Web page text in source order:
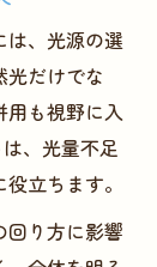
技
影を極め
を成功さ
室内構図
は、光源の選
光だけでな
用も視野に入
、光量不足
立ちます。
回り方に影響